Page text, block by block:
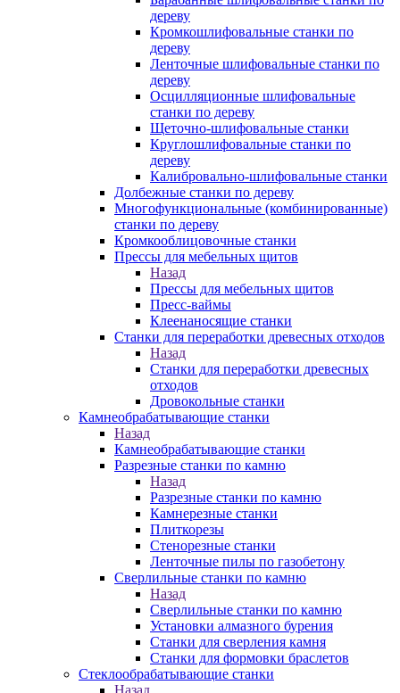
дереву
Кромкошлифовальные станки по
дереву
Ленточные шлифовальные станки по
дереву
Осцилляционные шлифовальные
станки по дереву
Щеточно-шлифовальные станки
Круглошлифовальные станки по
дереву
Калибровально-шлифовальные станки
Долбежные станки по дереву
Многофункциональные (комбинированные)
станки по дереву
Кромкооблицовочные станки
Прессы для мебельных щитов
Назад
Прессы для мебельных щитов
Пресс-ваймы
Клеенаносящие станки
Станки для переработки древесных отходов
Назад
Станки для переработки древесных
отходов
Дровокольные станки
Камнеобрабатывающие станки
Назад
Камнеобрабатывающие станки
Разрезные станки по камню
Назад
Разрезные станки по камню
Камнерезные станки
Плиткорезы
Стенорезные станки
Ленточные пилы по газобетону
Сверлильные станки по камню
Назад
Сверлильные станки по камню
Установки алмазного бурения
Станки для сверления камня
Станки для формовки браслетов
Стеклообрабатывающие станки
Назад